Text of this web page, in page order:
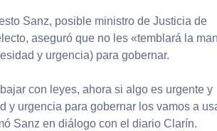
Sanz, posible ministro de Justicia de
aseguró que no les «temblará la
y urgencia) para gobernar.
con leyes, ahora si algo es urgente y
y urgencia para gobernar los vamos a
Sanz en diálogo con el diario Clarín.